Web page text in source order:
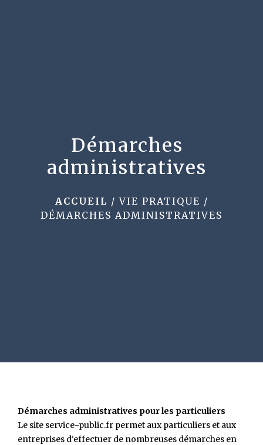
Démarches
administratives
ACCUEIL /VIE PRATIQUE /
DÉMARCHES ADMINISTRATIVES
Démarches administratives pour les particuliers
Le site service-public.fr permet aux particuliers et aux
entreprises d'effectuer de nombreuses démarches en